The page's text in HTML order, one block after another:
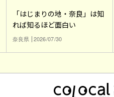
「はじまりの地・奈良」は知
れば知るほど面白い
奈良県 2026/07/30